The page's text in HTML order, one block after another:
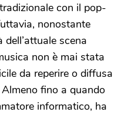
con il pop-
nonostante
scena
non è mai stata
da reperire o diffusa
fino a quando
informatico, ha